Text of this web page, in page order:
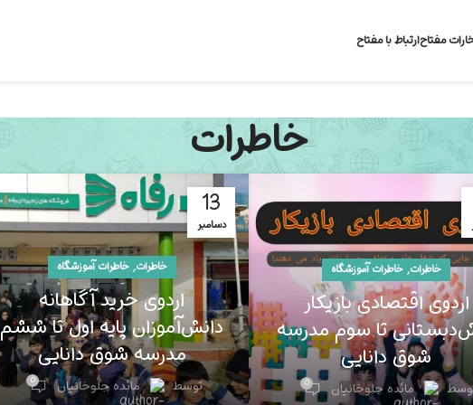
مفتاحارتباط با مفتاح
خاطرات
خاطرات,خاطرات آموزشگاه
اردوی اقتصادی بازیکار
تا سوم مدرسه
شوق دانایی
مائده جلوخانیان 0
13
دسامبر
خاطرات,خاطرات آموزشگاه
اردوی خرید آگاهانه
دانش‌آموزان پایه اول تا ششم
مدرسه شوق دانایی
توسط مائده جلوخانیان 0